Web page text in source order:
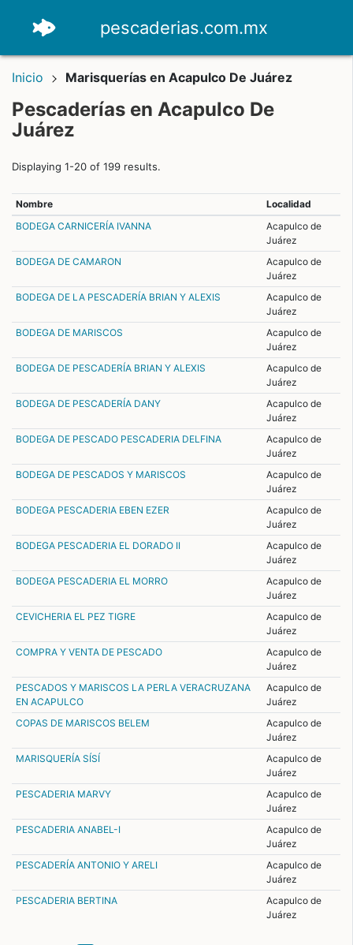
pescaderias.com.mx
Inicio Marisquerías en Acapulco De Juárez
Pescaderías en Acapulco De
Juárez
Displaying 1-20 of 199 results.
Nombre
Localidad
BODEGA CARNICERÍA IVANNA
Acapulco de
Juárez
BODEGA DE CAMARON
Acapulco de
Juárez
BODEGA DE LA PESCADERÍA BRIAN Y ALEXIS
Acapulco de
Juárez
BODEGA DE MARISCOS
Acapulco de
Juárez
BODEGA DE PESCADERÍA BRIAN Y ALEXIS
Acapulco de
Juárez
BODEGA DE PESCADERÍA DANY
Acapulco de
Juárez
BODEGA DE PESCADO PESCADERIA DELFINA
Acapulco de
Juárez
BODEGA DE PESCADOS Y MARISCOS
Acapulco de
Juárez
BODEGA PESCADERIA EBEN EZER
Acapulco de
Juárez
BODEGA PESCADERIA EL DORADO II
Acapulco de
Juárez
BODEGA PESCADERIA EL MORRO
Acapulco de
Juárez
CEVICHERIA EL PEZ TIGRE
Acapulco de
Juárez
COMPRA Y VENTA DE PESCADO
Acapulco de
Juárez
PESCADOS Y MARISCOS LA PERLA VERACRUZANA
EN ACAPULCO
Acapulco de
Juárez
COPAS DE MARISCOS BELEM
Acapulco de
Juárez
MARISQUERÍA SÍSÍ
Acapulco de
Juárez
PESCADERIA MARVY
Acapulco de
Juárez
PESCADERIA ANABEL-I
Acapulco de
Juárez
PESCADERÍA ANTONIO Y ARELI
Acapulco de
Juárez
PESCADERIA BERTINA
Acapulco de
Juárez